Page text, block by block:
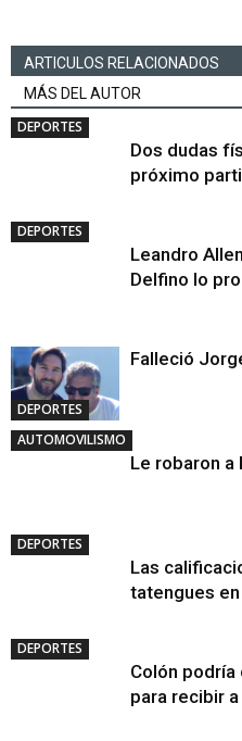
ARTICULOS RELACIONADOS
MÁS DEL AUTOR
DEPORTES
Dos dudas
próximo
DEPORTES
Leandro
Delfino lo
DEPORTES
Falleció
AUTOMOVILISMO
Le robaron a
DEPORTES
Las
tatengues
DEPORTES
Colón podría
para recibir